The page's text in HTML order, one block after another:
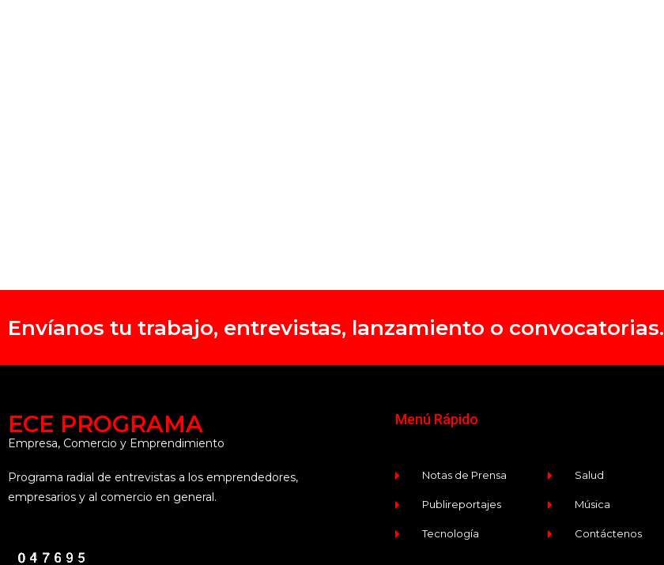
Envíanos tu trabajo, entrevistas, lanzamiento o convocatorias.
ECE PROGRAMA
Empresa, Comercio y Emprendimiento
Programa radial de entrevistas a los emprendedores,
empresarios y al comercio en general.
Menú Rápido
Notas de Prensa
Publireportajes
Tecnología
Salud
Música
Contáctenos